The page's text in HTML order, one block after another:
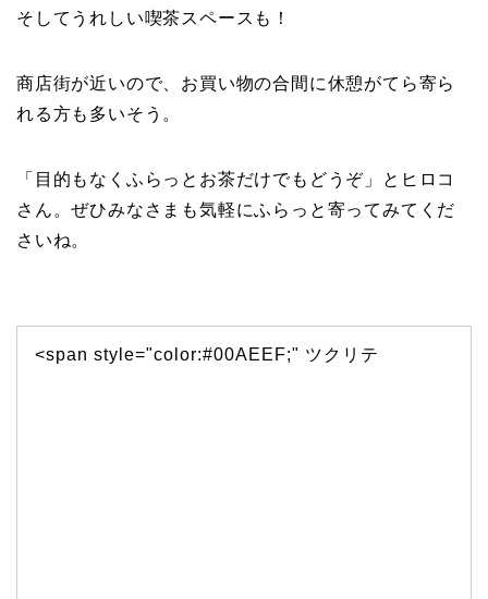
そしてうれしい喫茶スペースも！
商店街が近いので、お買い物の合間に休憩がてら寄ら
れる方も多いそう。
「目的もなくふらっとお茶だけでもどうぞ」とヒロコ
さん。ぜひみなさまも気軽にふらっと寄ってみてくだ
さいね。
<span style="color:#00AEEF;" ツクリテ